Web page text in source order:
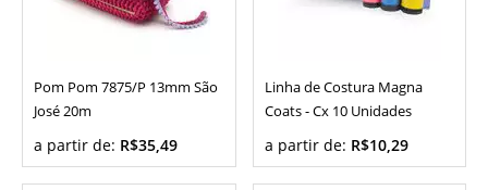
Pom Pom 7875/P 13mm São
José 20m
a partir de: R$35,49
Linha de Costura Magna
Coats - Cx 10 Unidades
a partir de: R$10,29